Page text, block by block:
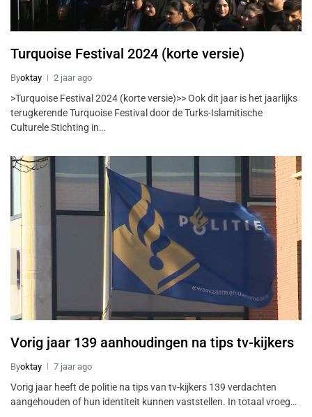
Turquoise Festival 2024 (korte versie)
Byoktay 2 jaar ago
>Turquoise Festival 2024 (korte versie)>> Ook dit jaar is het jaarlijks
terugkerende Turquoise Festival door de Turks-Islamitische
Culturele Stichting in…
Vorig jaar 139 aanhoudingen na tips tv-kijkers
Byoktay 7 jaar ago
Vorig jaar heeft de politie na tips van tv-kijkers 139 verdachten
aangehouden of hun identiteit kunnen vaststellen. In totaal vroeg…